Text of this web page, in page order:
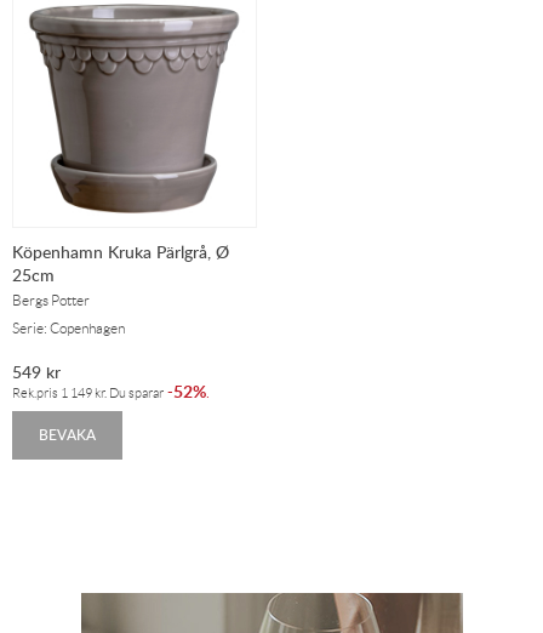
Köpenhamn Kruka Pärlgrå, Ø
25cm
Bergs Potter
Serie: Copenhagen
549 kr
Rek.pris 1 149 kr. Du sparar -52%
BEVAKA